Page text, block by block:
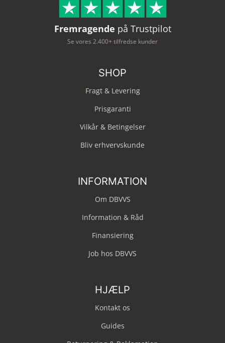
Fremragende på Trustpilot
Se vores 2.400+ tilfredse kunder
SHOP
Fragt & Levering
Prisgaranti
Vilkår & Betingelser
Bliv erhvervskunde
INFORMATION
Om DBVVS
Information & Råd
Finansiering
Job hos DBVVS
HJÆLP
Kontakt os
Guides